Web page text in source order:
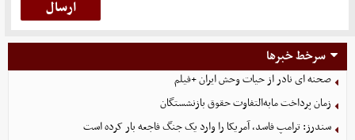
سرخط خبرها
صحنه ای نادر از حیات وحش ایران +فیلم
زمان پرداخت مابه‌التفاوت حقوق بازنشستگان
سندرز: ترامپ فاسد، آمریکا را وارد یک جنگ فاجعه بار کرده است